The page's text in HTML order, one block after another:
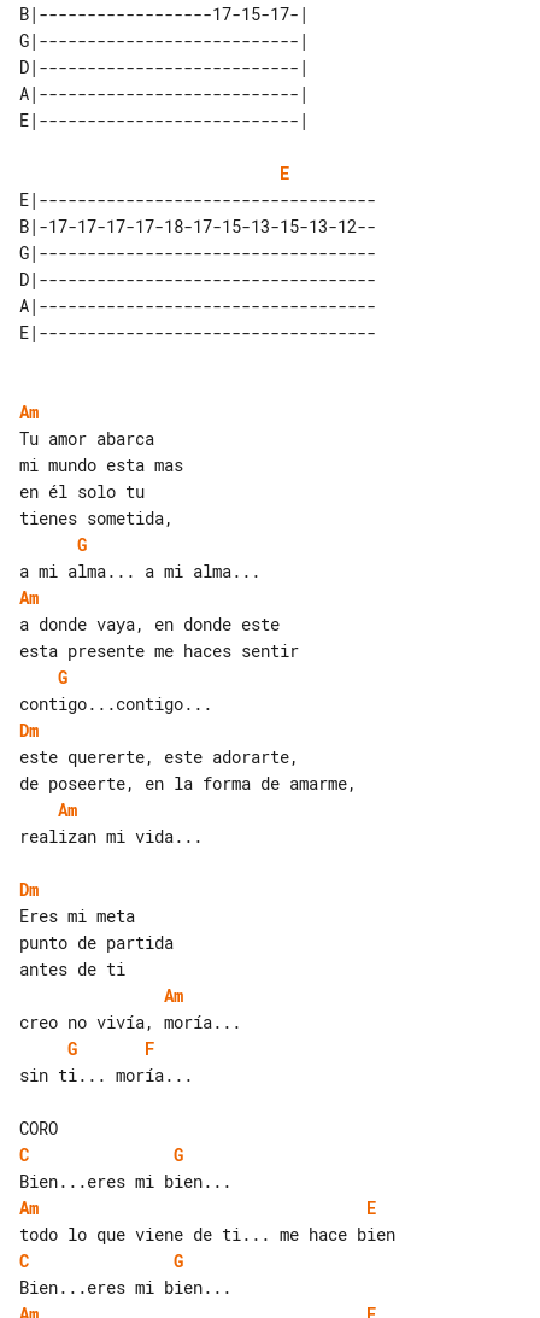
B|------------------17-15-17-|
G|---------------------------|
D|---------------------------|
A|---------------------------|
E
E|-----------------------------------
B|-17-17-17-17-18-17-15-13-15-13-12--
G|-----------------------------------
D|-----------------------------------
A|-----------------------------------
Am
Tu amor abarca
mi mundo esta mas
en él solo tu
G
Am
a donde vaya, en donde este
G
Dm
este quererte, este adorarte,
Am
realizan mi vida...
Dm
Eres mi meta
punto de partida
Am
G
F
sin ti... moría...
C
G
Am
E
C
G